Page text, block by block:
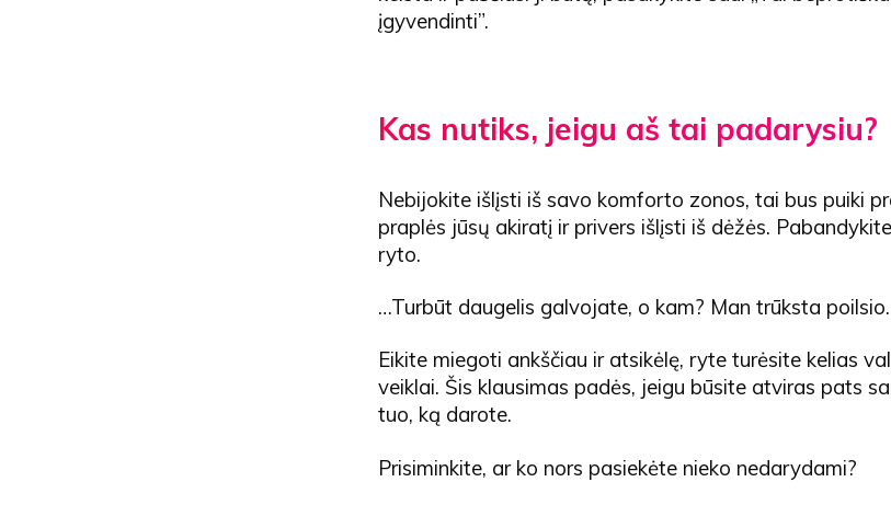
įgyvendinti”.
Kas nutiks, jeigu aš tai padarysiu?
Nebijokite išlįsti iš savo komforto zonos, tai bus puiki
praplės jūsų akiratį ir privers išlįsti iš dėžės.
ryto.
…Turbūt daugelis galvojate, o kam? Man trūksta
Eikite miegoti ankščiau ir atsikėlę, ryte turėsite kelias
veiklai. Šis klausimas padės, jeigu būsite atviras pats
tuo, ką darote.
Prisiminkite, ar ko nors pasiekėte nieko nedarydami?